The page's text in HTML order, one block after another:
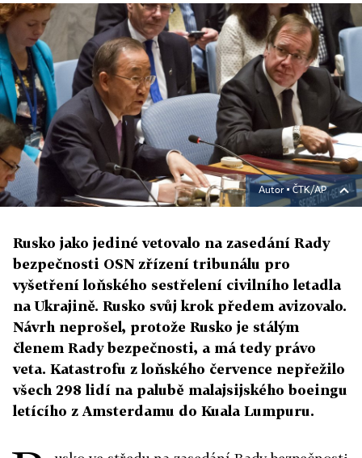
Autor ▪ČTK/AP
Rusko jako jediné vetovalo na zasedání Rady
bezpečnosti OSN zřízení tribunálu pro
vyšetření loňského sestřelení civilního letadla
na Ukrajině. Rusko svůj krok předem avizovalo.
Návrh neprošel, protože Rusko je stálým
členem Rady bezpečnosti, a má tedy právo
veta. Katastrofu z loňského července nepřežilo
všech 298 lidí na palubě malajsijského boeingu
letícího z Amsterdamu do Kuala Lumpuru.